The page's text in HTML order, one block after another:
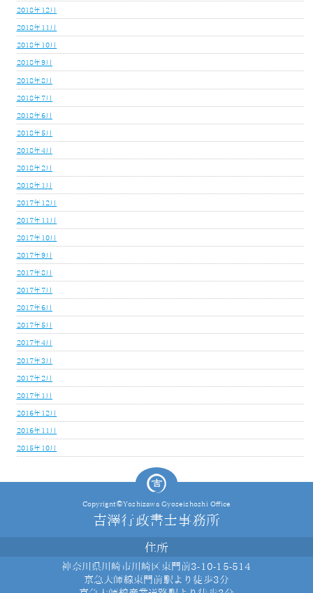
2018年12月
2018年11月
2018年10月
2018年9月
2018年8月
2018年7月
2018年6月
2018年5月
2018年4月
2018年2月
2018年1月
2017年12月
2017年11月
2017年10月
2017年9月
2017年8月
2017年7月
2017年6月
2017年5月
2017年4月
2017年3月
2017年2月
2017年1月
2016年12月
2016年11月
2015年10月
Copyrignt©Yoshizawa Gyoseishoshi Office
吉澤行政書士事務所
住所
神奈川県川崎市川崎区東門前3-10-15-514
京急大師線東門前駅より徒歩3分